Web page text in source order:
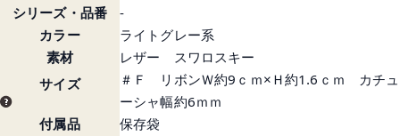
シリーズ・品番
-
カラー
ライトグレー系
素材
レザー スワロスキー
サイズ
＃Ｆ リボンＷ約9ｃｍ×Ｈ約1.6ｃｍ カチュ
ーシャ幅約6ｍｍ
付属品
保存袋